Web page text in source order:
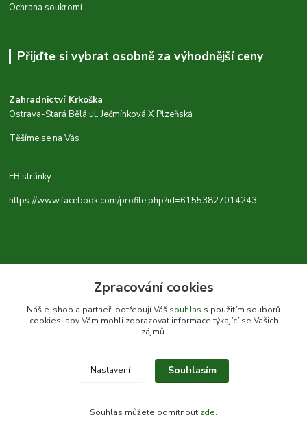
Ochrana soukromí
Přijďte si vybrat osobně za výhodnější ceny
Zahradnictví Krkoška
Ostrava-Stará Bělá ul. Ječmínková X Plzeňská
Těšíme se na Vás
FB stránky
https://www.facebook.com/profile.php?id=61553827014243
Zpracování cookies
Náš e-shop a partneři potřebují Váš souhlas s použitím souborů
cookies, aby Vám mohli zobrazovat informace týkající se Vašich
zájmů.
Nastavení Souhlasím
Souhlas můžete odmítnout zde.